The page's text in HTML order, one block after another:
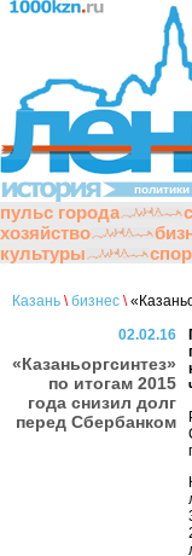
политики
пульс города
хозяйство
культуры
Казань \ бизнес \
02.02.16
«Казаньоргсинтез»
по итогам 2015
года снизил долг
перед Сбербанком